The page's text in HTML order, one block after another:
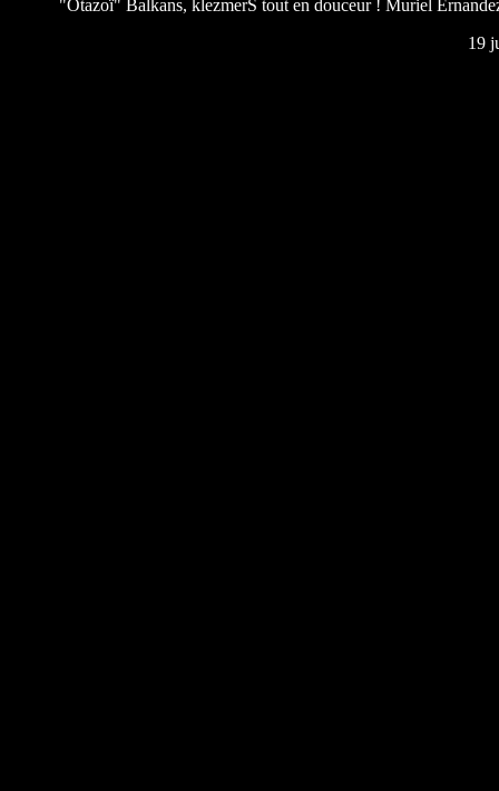
"Otazoï" Balkans, klezmerŠ tout en douceur ! Muriel
19